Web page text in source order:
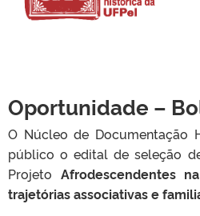
Oportunidade –
O Núcleo de Documentação
público o edital de seleção
Projeto Afrodescendentes
trajetórias associativas e